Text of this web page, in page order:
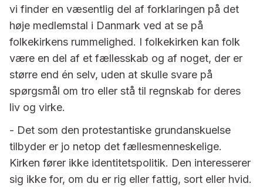
vi finder en væsentlig del af forklaringen på det
høje medlemstal i Danmark ved at se på
folkekirkens rummelighed. I folkekirken kan folk
være en del af et fællesskab og af noget, der er
større end én selv, uden at skulle svare på
spørgsmål om tro eller stå til regnskab for deres
liv og virke.
- Det som den protestantiske grundanskuelse
tilbyder er jo netop det fællesmenneskelige.
Kirken fører ikke identitetspolitik. Den interesserer
sig ikke for, om du er rig eller fattig, sort eller hvid.